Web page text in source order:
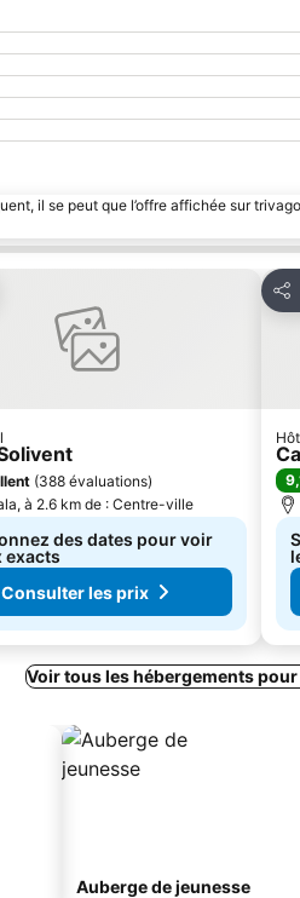
il se peut que l’offre affichée sur
à mes favoris
(388 évaluations)
à 2.6 km de : Centre-ville
des dates pour voir
exacts
Consulter les prix
Voir tous les hébergements pour
Auberge de jeunesse